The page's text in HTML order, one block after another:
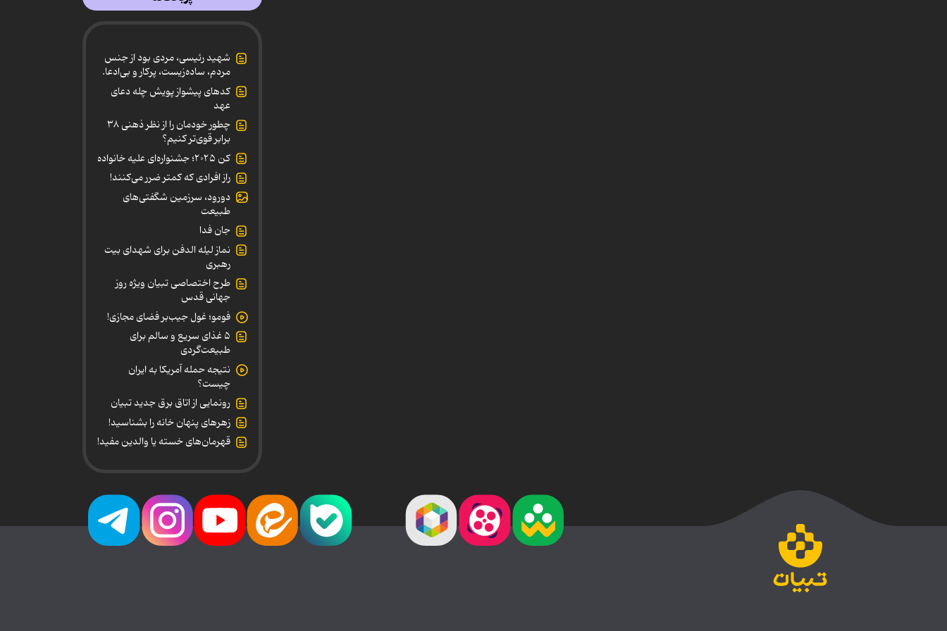
شهید رئیسی، مردی بود از جنس
مردم، ساده‌زیست، پرکار و بی‌ادعا.
کدهای پیشواز پویش چله دعای
عهد
چطور خودمان را از نظر ذهنی ۳۸
برابر قوی‌تر کنیم؟
کن ۲۰۲۵؛ جشنواره‌ای علیه خانواده
راز افرادی که کمتر ضرر می‌کنند!
دورود، سرزمین شگفتی‌های
طبیعت
جان فدا
نماز لیله الدفن برای شهدای بیت
رهبری
طرح اختصاصی تبیان ویژه روز
جهانی قدس
فومو؛ غول جیب‌بر فضای مجازی!
۵ غذای سریع و سالم برای
طبیعت‌گردی
نتیجه حمله آمریکا به ایران
چیست؟
رونمایی از اتاق برق جدید تبیان
زهرهای پنهان خانه را بشناسید!
قهرمان‌های خسته یا والدین مفید!